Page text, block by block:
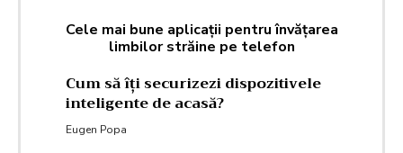
Cele mai bune aplicații pentru învățarea
limbilor străine pe telefon
Cum să îți securizezi dispozitivele
inteligente de acasă?
Eugen Popa